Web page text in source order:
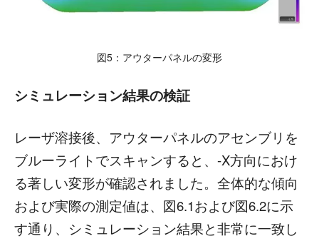
図5：アウターパネルの変形
シミュレーション結果の検証
レーザ溶接後、アウターパネルのアセンブリを
ブルーライトでスキャンすると、-X方向におけ
る著しい変形が確認されました。全体的な傾向
および実際の測定値は、図6.1および図6.2に示
す通り、シミュレーション結果と非常に一致し